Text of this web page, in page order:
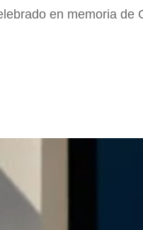
en memoria de